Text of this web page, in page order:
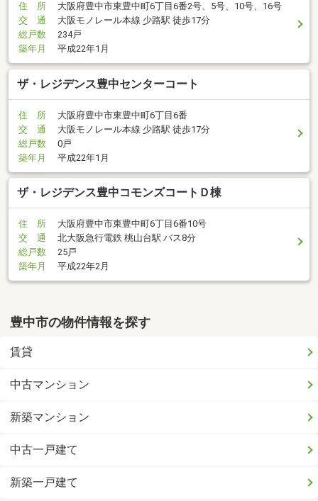
住 所
大阪府豊中市東豊中町6丁目6番2号、5号、10号、16号
交 通
大阪モノレール本線 少路駅 徒歩17分
総戸数
234戸
築年月
平成22年1月
ザ・レジデンス豊中センターコート
住 所
大阪府豊中市東豊中町6丁目6番
交 通
大阪モノレール本線 少路駅 徒歩17分
総戸数
0戸
築年月
平成22年1月
ザ・レジデンス豊中コモンズコートＤ棟
住 所
大阪府豊中市東豊中町6丁目6番10号
交 通
北大阪急行電鉄 桃山台駅 バス8分
総戸数
25戸
築年月
平成22年2月
豊中市の物件情報を探す
賃貸
中古マンション
新築マンション
中古一戸建て
新築一戸建て